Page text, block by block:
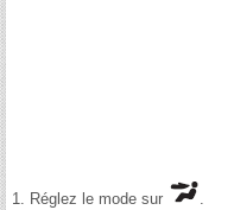
1. Réglez le mode sur